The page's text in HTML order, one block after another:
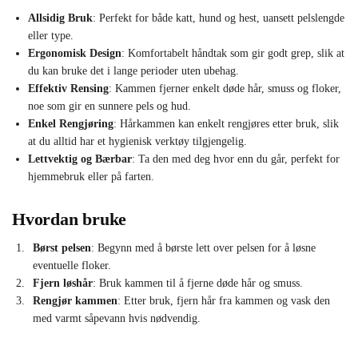
Allsidig Bruk: Perfekt for både katt, hund og hest, uansett pelslengde
eller type.
Ergonomisk Design: Komfortabelt håndtak som gir godt grep, slik at
du kan bruke det i lange perioder uten ubehag.
Effektiv Rensing: Kammen fjerner enkelt døde hår, smuss og floker,
noe som gir en sunnere pels og hud.
Enkel Rengjøring: Hårkammen kan enkelt rengjøres etter bruk, slik
at du alltid har et hygienisk verktøy tilgjengelig.
Lettvektig og Bærbar: Ta den med deg hvor enn du går, perfekt for
hjemmebruk eller på farten.
Hvordan bruke
Børst pelsen: Begynn med å børste lett over pelsen for å løsne
eventuelle floker.
Fjern løshår: Bruk kammen til å fjerne døde hår og smuss.
Rengjør kammen: Etter bruk, fjern hår fra kammen og vask den
med varmt såpevann hvis nødvendig.